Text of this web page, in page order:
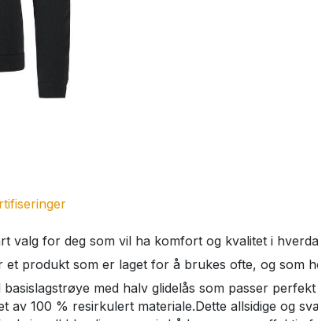
valg for deg som vil ha komfort og kvalitet i
et produkt som er laget for å brukes ofte, og som
med halv glidelås som passer
av 100 % resirkulert materiale.Dette allsidige og